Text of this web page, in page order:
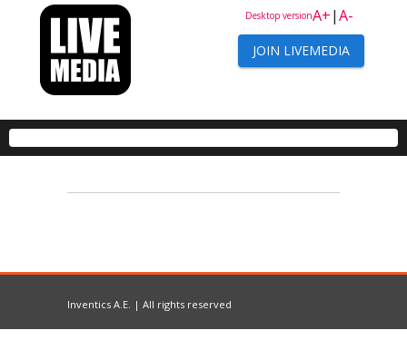
A+|A-
Desktop version
JOIN LIVEMEDIA
Inventics A.E. | All rights reserved